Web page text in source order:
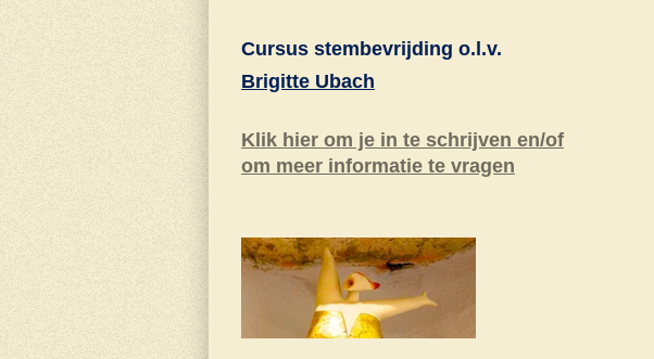
Cursus stembevrijding o.l.v.
Brigitte Ubach
Klik hier om je in te schrijven en/of
om meer informatie te vragen